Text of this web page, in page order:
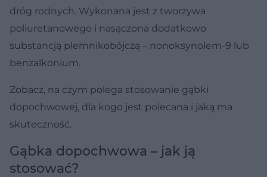
dróg rodnych. Wykonana jest z tworzywa
poliuretanowego i nasączona dodatkowo
substancją plemnikobójczą – nonoksynolem-9 lub
benzalkonium.
Zobacz, na czym polega stosowanie gąbki
dopochwowej, dla kogo jest polecana i jaką ma
skuteczność.
Gąbka dopochwowa – jak ją
stosować?